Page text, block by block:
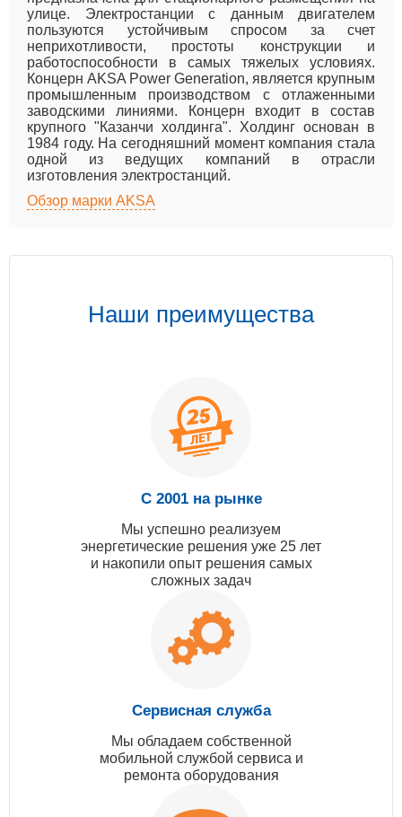
улице. Электростанции с данным двигателем
пользуются устойчивым спросом за счет
неприхотливости, простоты конструкции и
работоспособности в самых тяжелых условиях.
Концерн AKSA Power Generation, является крупным
промышленным производством с отлаженными
заводскими линиями. Концерн входит в состав
крупного "Казанчи холдинга". Холдинг основан в
1984 году. На сегодняшний момент компания стала
одной из ведущих компаний в отрасли
изготовления электростанций.
Обзор марки AKSA
Наши преимущества
С 2001 на рынке
Мы успешно реализуем
энергетические решения уже 25 лет
и накопили опыт решения самых
сложных задач
Сервисная служба
Мы обладаем собственной
мобильной службой сервиса и
ремонта оборудования